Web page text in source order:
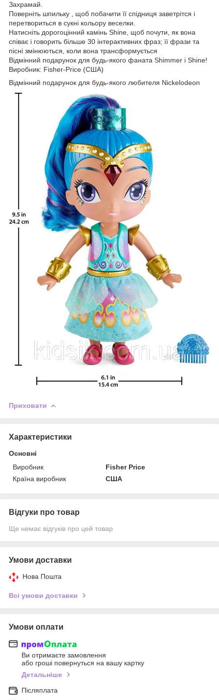
Захрамай.
Поверніть шпильку , щоб побачити її спідниця заветрітся і
перетвориться в сукні кольору веселки.
Натисніть дорогоцінний камінь Shine, щоб почути, як вона
співає і говорить більше 30 інтерактивних фраз; її фрази та
пісні змінюються, коли вона трансформується
Відмінний подарунок для будь-якого фаната Shimmer і Shine!
Виробник: Fіsher-Prіce (США)
Відмінний подарунок для будь-якого любителя Nickelodeon
Приховати
Характеристики
Основні
Виробник
Fisher Price
Країна виробник
США
Відгуки про товар
Ще немає відгуків про цей товар
Умови доставки
Нова Пошта
Всі умови доставки
Умови оплати
Ви отримаєте замовлення
або гроші повернуться на вашу картку
Детальніше
Післяплата